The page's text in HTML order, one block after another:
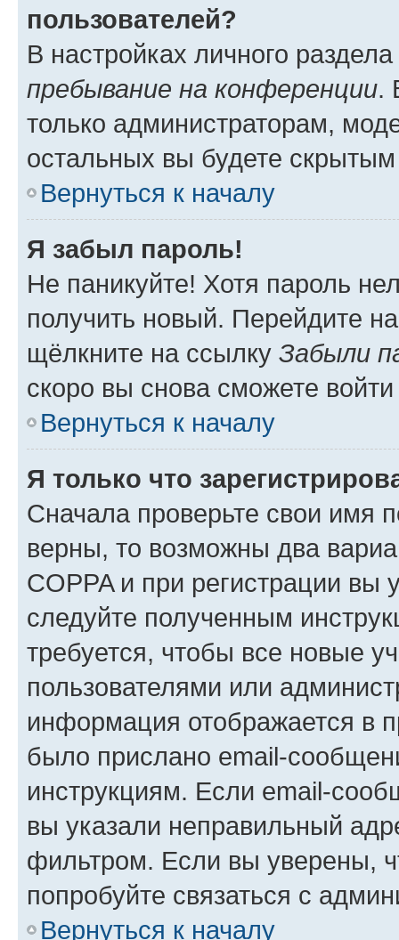
пользователей?
В настройках личного
пребывание на конференции.
только администраторам,
остальных вы будете
Вернуться к началу
Я забыл пароль!
Не паникуйте! Хотя пароль
получить новый. Перейдите
щёлкните на ссылку Забыли
скоро вы снова сможете
Вернуться к началу
Я только что
Сначала проверьте свои имя
верны, то возможны два
COPPA и при регистрации вы
следуйте полученным
требуется, чтобы все новые
пользователями или
информация отображается в
было прислано email-
инструкциям. Если email-
вы указали неправильный
фильтром. Если вы уверены,
попробуйте связаться с
Вернуться к началу